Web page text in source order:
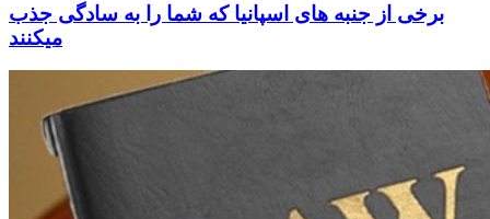
برخی از جنبه های اسپانیا که شما را به سادگی جذب
میکنند